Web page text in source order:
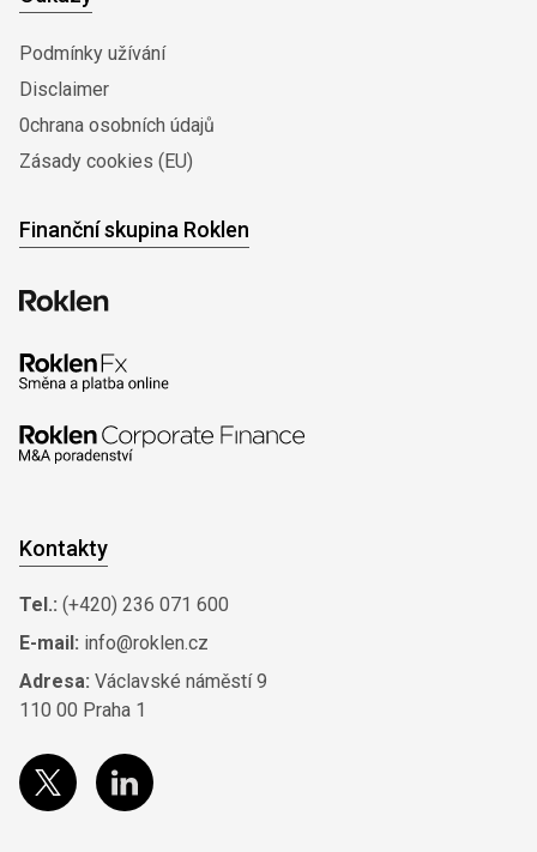
Podmínky užívání
Disclaimer
0chrana osobních údajů
Zásady cookies (EU)
Finanční skupina Roklen
Kontakty
Tel.: (+420) 236 071 600
E-mail: info@roklen.cz
Adresa: Václavské náměstí 9
110 00 Praha 1